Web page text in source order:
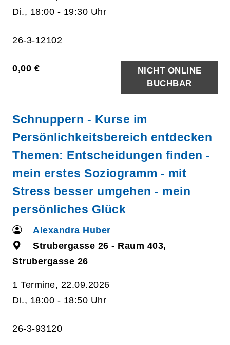
Di., 18:00 - 19:30 Uhr
26-3-12102
0,00 €
NICHT ONLINE
BUCHBAR
Schnuppern - Kurse im
Persönlichkeitsbereich entdecken
Themen: Entscheidungen finden -
mein erstes Soziogramm - mit
Stress besser umgehen - mein
persönliches Glück
Alexandra Huber
Strubergasse 26 - Raum 403,
Strubergasse 26
1 Termine, 22.09.2026
Di., 18:00 - 18:50 Uhr
26-3-93120